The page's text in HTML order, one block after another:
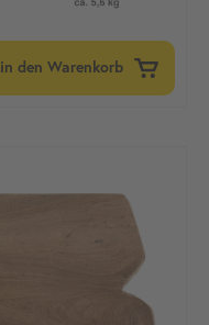
in den Warenkorb